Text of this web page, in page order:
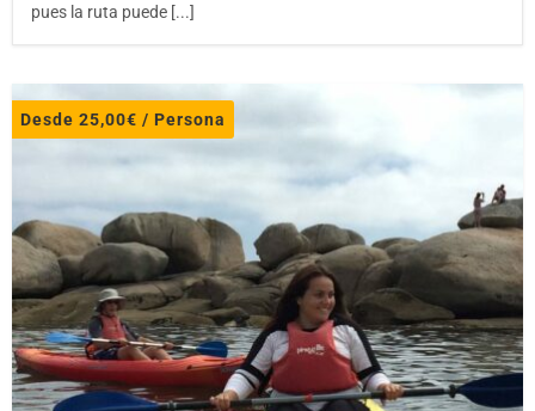
pues la ruta puede [...]
Desde 25,00€ / Persona